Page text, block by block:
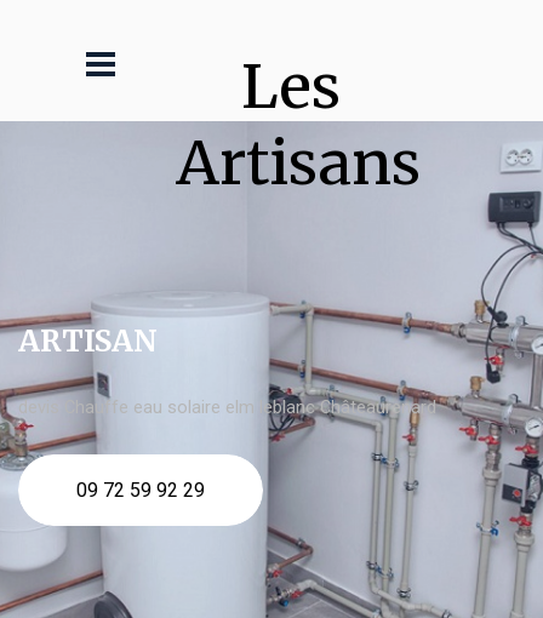
Les
Artisans
ARTISAN
devis Chauffe eau solaire elm leblanc Châteaurenard
09 72 59 92 29